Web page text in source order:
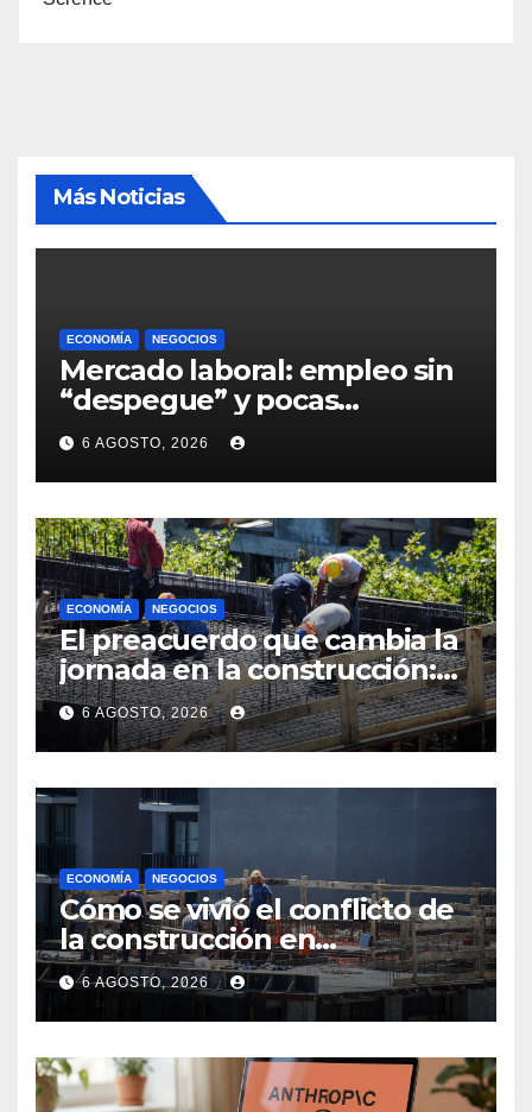
Más Noticias
ECONOMÍA NEGOCIOS
Mercado laboral: empleo sin
“despegue” y pocas
expectativas empresariales
sobre aumento de personal
6 AGOSTO, 2026
ECONOMÍA NEGOCIOS
El preacuerdo que cambia la
jornada en la construcción:
menos horas, subas reales y
convenio hasta 2031
6 AGOSTO, 2026
ECONOMÍA NEGOCIOS
Cómo se vivió el conflicto de
la construcción en
Maldonado, un
departamento donde el
sector tiene sus
particularidades
6 AGOSTO, 2026